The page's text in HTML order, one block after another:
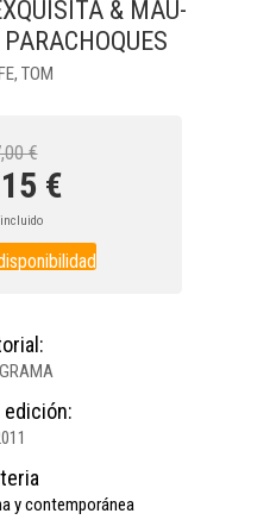
& MAU-
TOM
€
€
edición:
y contemporánea